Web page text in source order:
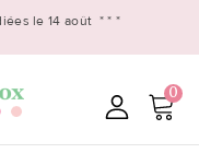
le 14 août * * *
0